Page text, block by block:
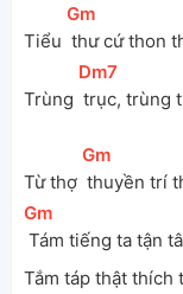
Tiểu
[
Gm
thư cứ thon
Trùng
[Dm7
trục, trùng
Từ thợ
[
Gm
thuyền trí
[
Gm
Tám tiếng ta tận
Tắm táp thật thích